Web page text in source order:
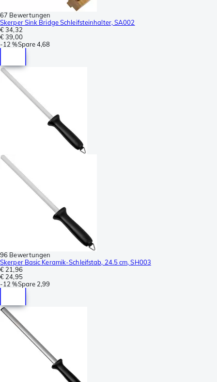
67 Bewertungen
Skerper Sink Bridge Schleifsteinhalter, SA002
€ 34,32
€ 39,00
-12 %Spare4,68
96 Bewertungen
Skerper Basic Keramik-Schleifstab, 24.5 cm, SH003
€ 21,96
€ 24,95
-12 %Spare 2,99